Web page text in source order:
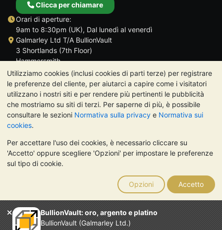
Utilizziamo cookies (inclusi cookies di parti terze) per registrare
le preferenze del cliente, per aiutarci a capire come i visitatori
utilizzano i nostri siti e per rendere più pertinenti le pubblicità
che mostriamo su siti di terzi. Per saperne di più, è possibile
consultare le sezioni Normativa sulla privacy e Normativa sui
cookies.
Per accettare l'uso dei cookies, è necessario cliccare su
'Accetto' oppure scegliere 'Opzioni' per impostare le preferenze
sul tipo di cookie.
Opzioni Accetto
BullionVault: oro, argento e platino
BullionVault (Galmarley Ltd.)
Clicca per chiamare
Orari di aperture:
9am to 8:30pm (UK), Dal lunedì al venerdì
Galmarley Ltd T/A BullionVault
3 Shortlands (7th Floor)
Hammersmith
Londra
W6 8DA
Regno Unito
TrustScore 4.7 | 488 recensioni
NOTA BENE: Il valore dei metalli preziosi può diminuire o
aumentare, e i trend storici non sono predittori dell'andamento
futuro. Nulla di quanto contenuto nei siti web di BullionVault o
nelle sue comunicazioni costituisce una consulenza sugli
investimenti. Si consiglia di rivolgersi a un professionista per
stabilire se l'investimento in metalli preziosi è adatto alle proprie
esigenze.
Galmarley Ltd, trading acome BullionVault, registrata in